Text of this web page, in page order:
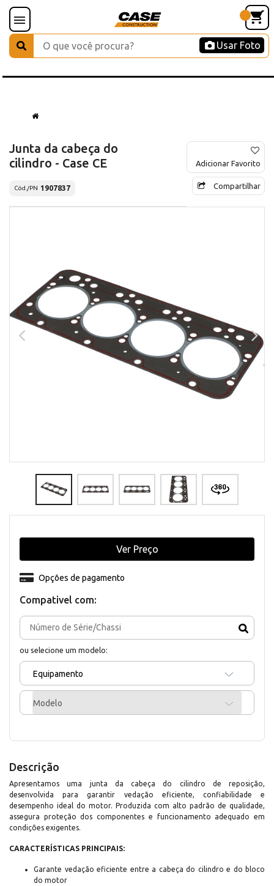
Usar Foto
Junta da cabeça do
cilindro - Case CE
Cód./PN 1907837
Adicionar Favorito
Compartilhar
Compativel com:
ou selecione um modelo:
Equipamento
Modelo
Opções de pagamento
Ver Preço
Descrição
Apresentamos uma junta da cabeça do cilindro de reposição,
desenvolvida para garantir vedação eficiente, confiabilidade e
desempenho ideal do motor. Produzida com alto padrão de qualidade,
assegura proteção dos componentes e funcionamento adequado em
condições exigentes.
CARACTERÍSTICAS PRINCIPAIS:
Garante vedação eficiente entre a cabeça do cilindro e do bloco
do motor